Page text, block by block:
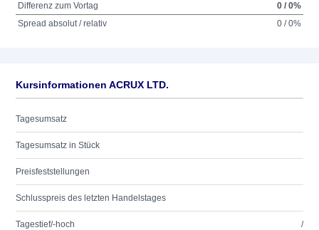
Differenz zum Vortag
0 / 0%
Spread absolut / relativ
0 / 0%
Kursinformationen ACRUX LTD.
Tagesumsatz
Tagesumsatz in Stück
Preisfeststellungen
Schlusspreis des letzten Handelstages
Tagestief/-hoch /